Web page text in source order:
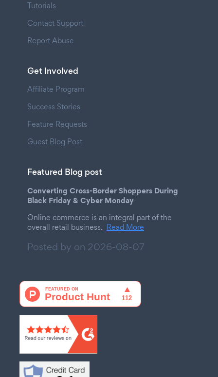
Tutorials
Contact Support
Report Abuse
Get Involved
Affiliate Program
Success Stories
Feature Requests
Guest Blog Post
Featured Blog post
Converting Cross-Border Shoppers During
Black Friday & Cyber Monday
Online commerce is an integral part of the
overall retail business. Read More
Posted by on 2026-08-07